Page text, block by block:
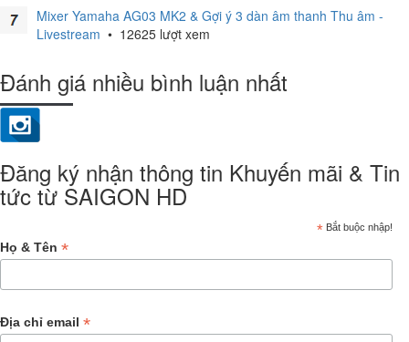
Mixer Yamaha AG03 MK2 & Gợi ý 3 dàn âm thanh Thu âm -
Livestream • 12625 lượt xem
Đánh giá nhiều bình luận nhất
Đăng ký nhận thông tin Khuyến mãi & Tin
tức từ SAIGON HD
* Bắt buộc nhập!
Họ & Tên *
Địa chỉ email *